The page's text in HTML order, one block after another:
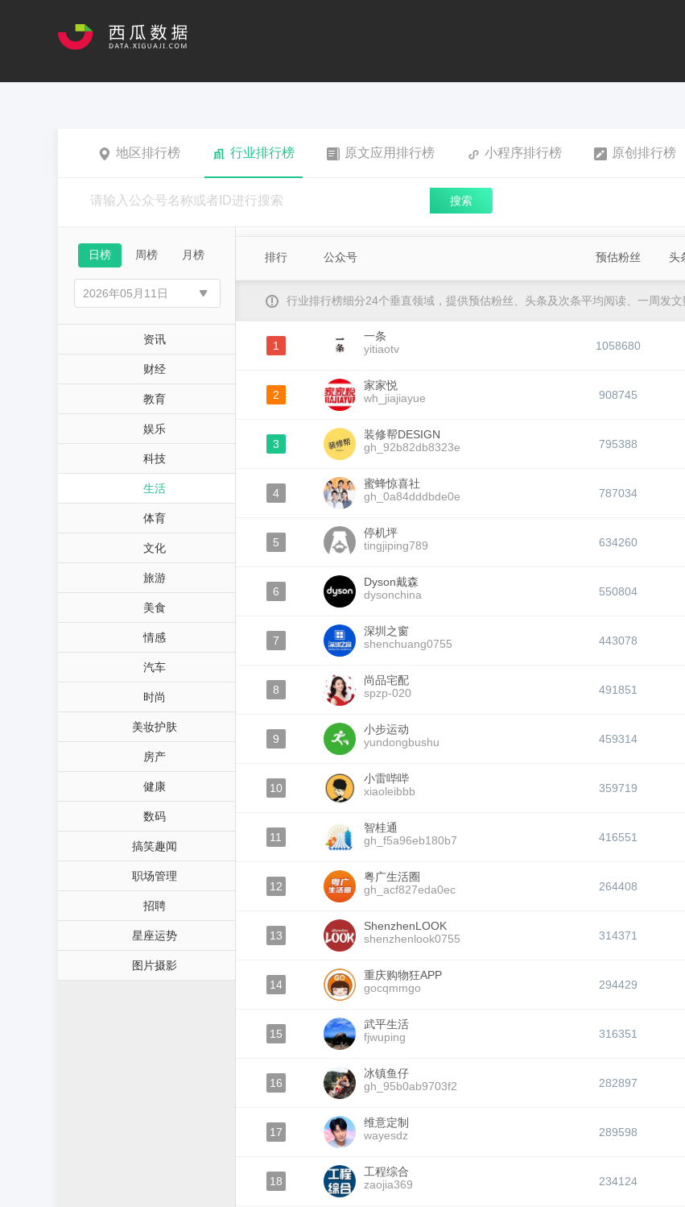
地区排行榜 行业排行榜 原文应用排行榜 小程序排行榜 原创排行榜
搜索
日榜 周榜 月榜
资讯
财经
教育
娱乐
科技
生活
体育
文化
旅游
美食
情感
汽车
时尚
美妆护肤
房产
健康
数码
搞笑趣闻
职场管理
招聘
星座运势
图片摄影
排行 公众号 预估粉丝 头
行业排行榜细分24个垂直领域，提供预估粉丝、头条及次条平均阅读、一周发
1
一条
yitiaotv
1058680
2
家家悦
wh_jiajiayue
908745
3
装修帮DESIGN
gh_92b82db8323e
795388
4
蜜蜂惊喜社
gh_0a84dddbde0e
787034
5
停机坪
tingjiping789
634260
6
Dyson戴森
dysonchina
550804
7
深圳之窗
shenchuang0755
443078
8
尚品宅配
spzp-020
491851
9
小步运动
yundongbushu
459314
10
小雷哔哔
xiaoleibbb
359719
11
智桂通
gh_f5a96eb180b7
416551
12
粤广生活圈
gh_acf827eda0ec
264408
13
ShenzhenLOOK
shenzhenlook0755
314371
14
重庆购物狂APP
gocqmmgo
294429
15
武平生活
fjwuping
316351
16
冰镇鱼仔
gh_95b0ab9703f2
282897
17
维意定制
wayesdz
289598
18
工程综合
zaojia369
234124